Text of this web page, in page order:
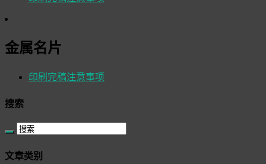
金属名片
印刷完稿注意事项
搜索
文章类别